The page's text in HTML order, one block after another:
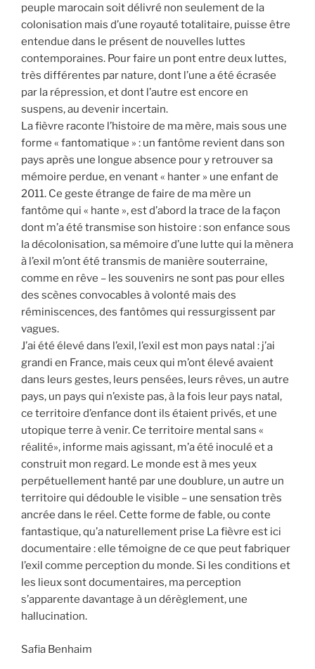
peuple marocain soit délivré non seulement de la
colonisation mais d’une royauté totalitaire, puisse être
entendue dans le présent de nouvelles luttes
contemporaines. Pour faire un pont entre deux luttes,
très différentes par nature, dont l’une a été écrasée
par la répression, et dont l’autre est encore en
suspens, au devenir incertain.
La fièvre raconte l’histoire de ma mère, mais sous une
forme « fantomatique » : un fantôme revient dans son
pays après une longue absence pour y retrouver sa
mémoire perdue, en venant « hanter » une enfant de
2011. Ce geste étrange de faire de ma mère un
fantôme qui « hante », est d’abord la trace de la façon
dont m’a été transmise son histoire : son enfance sous
la décolonisation, sa mémoire d’une lutte qui la mènera
à l’exil m’ont été transmis de manière souterraine,
comme en rêve – les souvenirs ne sont pas pour elles
des scènes convocables à volonté mais des
réminiscences, des fantômes qui ressurgissent par
vagues.
J’ai été élevé dans l’exil, l’exil est mon pays natal : j’ai
grandi en France, mais ceux qui m’ont élevé avaient
dans leurs gestes, leurs pensées, leurs rêves, un autre
pays, un pays qui n’existe pas, à la fois leur pays natal,
ce territoire d’enfance dont ils étaient privés, et une
utopique terre à venir. Ce territoire mental sans «
réalité», informe mais agissant, m’a été inoculé et a
construit mon regard. Le monde est à mes yeux
perpétuellement hanté par une doublure, un autre un
territoire qui dédouble le visible – une sensation très
ancrée dans le réel. Cette forme de fable, ou conte
fantastique, qu’a naturellement prise La fièvre est ici
documentaire : elle témoigne de ce que peut fabriquer
l’exil comme perception du monde. Si les conditions et
les lieux sont documentaires, ma perception
s’apparente davantage à un dérèglement, une
hallucination.
Safia Benhaim